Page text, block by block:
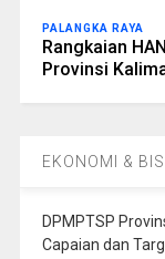
PALANGKA RAYA
Rangkaian
Provinsi
EKONOMI &
DPMPTSP
Capaian dan